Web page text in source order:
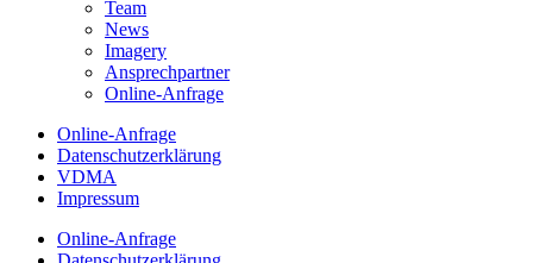
Team
News
Imagery
Ansprechpartner
Online-Anfrage
Online-Anfrage
Datenschutzerklärung
VDMA
Impressum
Online-Anfrage